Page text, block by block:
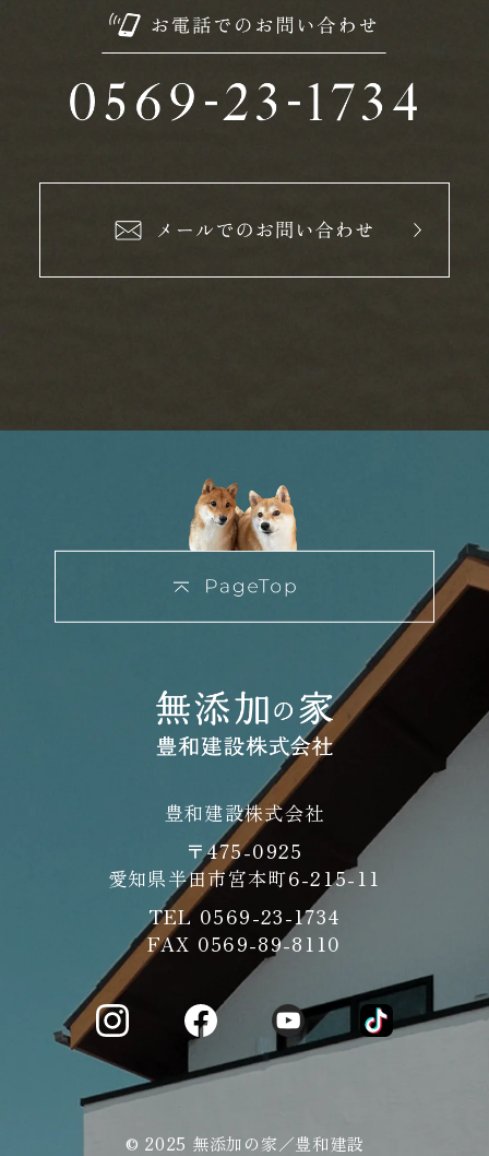
豊和建設株式会社
〒475-0925
愛知県半田市宮本町6-215-11
TEL0569-23-1734
FAX 0569-89-8110
© 2025 無添加の家／豊和建設